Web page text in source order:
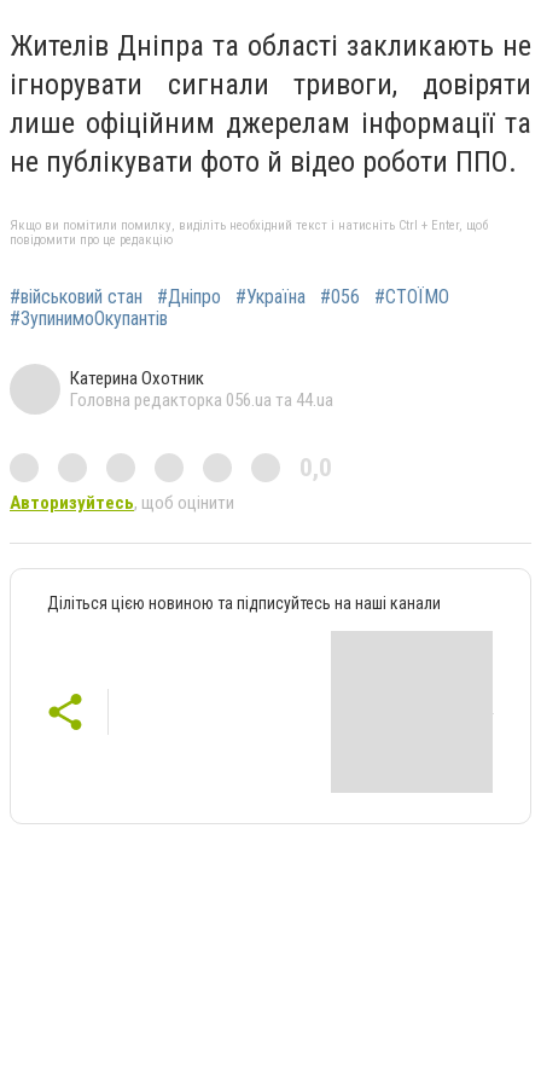
Жителів Дніпра та області закликають не
ігнорувати сигнали тривоги, довіряти
лише офіційним джерелам інформації та
не публікувати фото й відео роботи ППО.
Якщо ви помітили помилку, виділіть необхідний текст і натисніть Ctrl + Enter, щоб
повідомити про це редакцію
#військовий стан #Дніпро #Україна #056
#СТОЇМО
#ЗупинимоОкупантів
Катерина Охотник
Головна редакторка 056.ua та 44.ua
0,0
Авторизуйтесь, щоб оцінити
Діліться цією новиною та підписуйтесь на наші канали